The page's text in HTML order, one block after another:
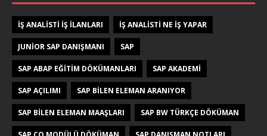
IŞ ANALISTI IŞ ILANLARI IŞ ANALISTI NE IŞ YAPAR
JUNIOR SAP DANIŞMANI SAP
SAP ABAP EĞITIM DÖKÜMANLARI SAP AKADEMI
SAP AÇILIMI SAP BILEN ELEMAN ARANIYOR
SAP BILEN ELEMAN MAAŞLARI SAP BW TÜRKÇE DÖKÜMAN